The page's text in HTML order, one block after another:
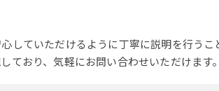
していただけるように丁寧に説明を行う
ており、気軽にお問い合わせいただけます。